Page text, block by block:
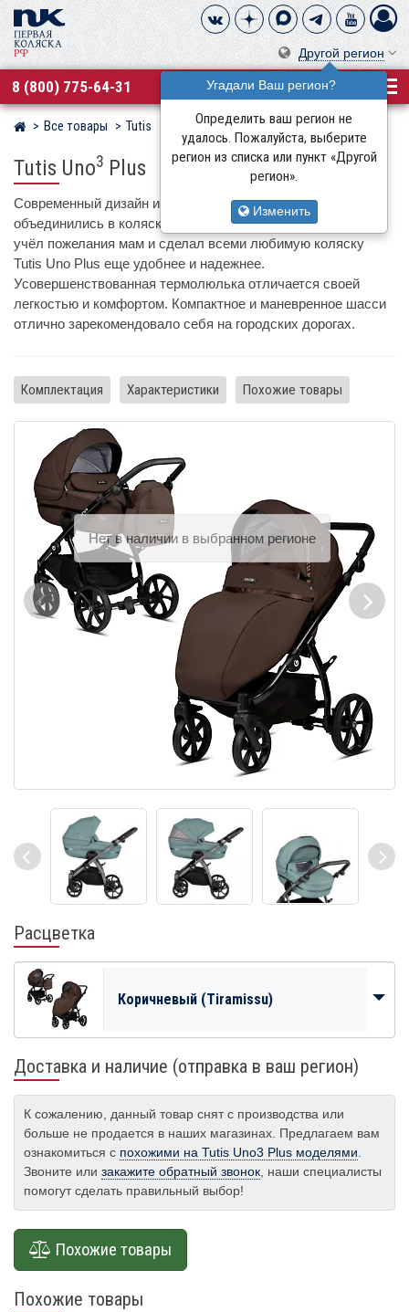
Другой регион
Угадали Ваш регион?
Определить ваш регион не
удалось. Пожалуйста, выберите
регион из списка или пункт «Другой
регион».
Изменить
8 (800) 775-64-31
Магазин детских колясок
Все товары Tutis
Tutis Uno3 Plus
Современный дизайн и европейское качество
объединились в коляске 2 в 1 Tutis Uno +. Производитель
учёл пожелания мам и сделал всеми любимую коляску
Tutis Uno Plus еще удобнее и надежнее.
Усовершенствованная термолюлька отличается своей
легкостью и комфортом. Компактное и маневренное шасси
отлично зарекомендовало себя на городских дорогах.
Комплектация Характеристики Похожие товары
Расцветка
Коричневый (Tiramissu)
Доставка и наличие (отправка в ваш регион)
К сожалению, данный товар снят с производства или
больше не продается в наших магазинах. Предлагаем вам
ознакомиться с похожими на Tutis Uno3 Plus моделями
Звоните или закажите обратный звонок , наши специалисты
помогут сделать правильный выбор!
Похожие товары
Похожие товары